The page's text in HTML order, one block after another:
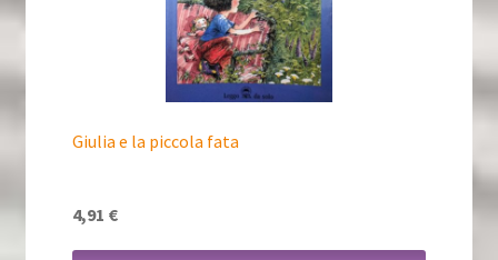
Giulia e la piccola fata
4,91 €